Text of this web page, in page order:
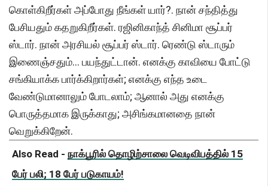
கொள்கிறீர்கள் அப்போது நீங்கள் யார்?. நான் சந்தித்து
பேசியதும் கதறுகிறீர்கள். ரஜினிகாந்த் சினிமா சூப்பர்
ஸ்டார். நான் அரசியல் சூப்பர் ஸ்டார். ரெண்டு ஸ்டாரும்
இணைஞ்சதும்… பயந்துட்டான். எனக்கு காவியை போட்டு
சங்கியாக்க பார்க்கிறார்கள்; எனக்கு எந்த உடை
வேண்டுமானாலும் போடலாம்; ஆனால் அது எனக்கு
பொருத்தமாக இருக்காது; அசிங்கமானதை நான்
வெறுக்கிறேன்.
Also Read - நாக்பூரில் தொழிற்சாலை வெடிவிபத்தில் 15
பேர் பலி; 18 பேர் படுகாயம்!